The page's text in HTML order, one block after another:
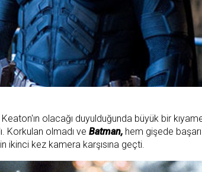
olacağı duyulduğunda büyük bir
Korkulan olmadı ve Batman, hem gişede
ikinci kez kamera karşısına geçti.